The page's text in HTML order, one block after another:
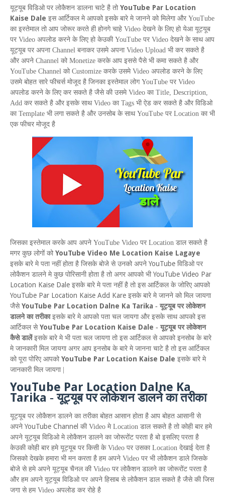
यूट्यूब विडिओ पर लोकैशन डालना चाटे है तो YouTube Par Location
Kaise Dale इस आर्टिकल मे आपको इसके बारे मे जानने को मिलेगा और YouTube
का इस्तेमाल तो आप जोरूर करते ही होनगे चाहे Video देखने के लिए हो येआ यूट्यूब
पर Video अपलोड करने के लिए हो केउकी YouTube पर Video देखने के साथ आप
यूट्यूब पर अपना Channel बनाकर उसमे अपना Video Upload भी कर सकते है
और अपने Channel को Monetize करके आप इससे पैसे भी कमा सकते है और
YouTube Channel को Customize करके उसमे Video अपलोड करने के लिए
उसमे बोहत सारे फीचर्स मोजूद है जिनका इस्तेमाल लोग YouTube पर Video
अपलोड करने के लिए कर सकते है जैसे की उसमे Video का Title, Description,
Add कर सकते है और इसके साथ Video का Tags भी ऐड कर सकते है और विडिओ
का Template भी लगा सकते है और उनसोब के साथ YouTube पर Location का भी
एक फीचर मोजूद है
जिसका इस्तेमाल करके आप अपने YouTube Video पर Location डाल सकते है
मगर कुछ लोगों को YouTube Video Me Location Kaise Lagaye
इसके बारे मे पता नहीं होता है जिसके बोजे से उनको अपने YouTube विडिओ पर
लोकैशन डालने मे कुछ पोरिसानी होता है तो अगर आपको भी YouTube Video Par
Location Kaise Dale इसके बारे मे पता नहीं है तो इस आर्टिकल के जोरिए आपको
YouTube Par Location Kaise Add Kare इसके बारे मे जानने को मिल जायगा
जैसे YouTube Par Location Dalne Ka Tarika - यूट्यूब पर लोकेशन
डालने का तरीका इसके बारे मे आपको पता चल जायगा और इसके साथ आपको इस
आर्टिकल से YouTube Par Location Kaise Dale - यूट्यूब पर लोकेशन
कैसे डालें इसके बारे मे भी पता चल जायगा तो इस आर्टिकल से आपको इनसोब के बारे
मे जानकारी मिल जायगा अगर आप इनसोब के बारे मे जानना चाटे है तो इस आर्टिकल
को पूरा पोरिए आपको YouTube Par Location Kaise Dale इसके बारे मे
जानकारी मिल जायगा |
YouTube Par Location Dalne Ka
Tarika -यूट्यूब पर लोकेशन डालने का तरीका
यूट्यूब पर लोकैशन डालने का तरीका बोहत आसान होता है आप बोहत आसानी से
अपने YouTube Channel की Video मे Location डाल सकते है तो कोही बार हमे
अपने यूट्यूब विडिओ मे लोकैशन डालने का जोरूरोंट परता है बो इसलिए परता है
केउकी कोही बार हमे यूट्यूब पर किसी के Video पर उसका Location देखाई देता है
जिसको देखके हमारा भी मन करता है हम अपने Video पर भी लोकैशन डाले जिसके
बोजे से हमे अपने यूट्यूब चैनल की Video पर लोकैशन डालने का जोरूरोंट परता है
और हम अपने यूट्यूब विडिओ पर अपने हिसाब से लोकैशन डाल सकते है जैसे की जिस
जगा से हम Video अपलोड कर रोहे है